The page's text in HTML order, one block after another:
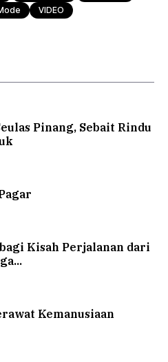
VIDEO
Pinang, Sebait Rindu
Kisah Perjalanan dari
Kemanusiaan